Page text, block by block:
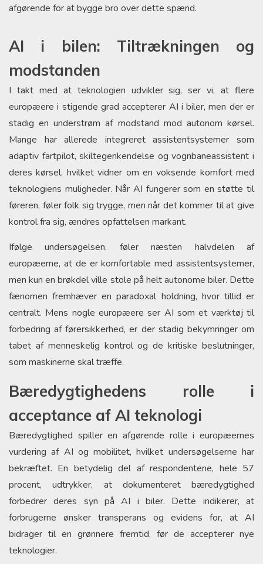
afgørende for at bygge bro over dette spænd.
AI i bilen: Tiltrækningen og
modstanden
I takt med at teknologien udvikler sig, ser vi, at flere
europæere i stigende grad accepterer AI i biler, men der er
stadig en understrøm af modstand mod autonom kørsel.
Mange har allerede integreret assistentsystemer som
adaptiv fartpilot, skiltegenkendelse og vognbaneassistent i
deres kørsel, hvilket vidner om en voksende komfort med
teknologiens muligheder. Når AI fungerer som en støtte til
føreren, føler folk sig trygge, men når det kommer til at give
kontrol fra sig, ændres opfattelsen markant.
Ifølge undersøgelsen, føler næsten halvdelen af
europæerne, at de er komfortable med assistentsystemer,
men kun en brøkdel ville stole på helt autonome biler. Dette
fænomen fremhæver en paradoxal holdning, hvor tillid er
centralt. Mens nogle europæere ser AI som et værktøj til
forbedring af førersikkerhed, er der stadig bekymringer om
tabet af menneskelig kontrol og de kritiske beslutninger,
som maskinerne skal træffe.
Bæredygtighedens rolle i
acceptance af AI teknologi
Bæredygtighed spiller en afgørende rolle i europæernes
vurdering af AI og mobilitet, hvilket undersøgelserne har
bekræftet. En betydelig del af respondentene, hele 57
procent, udtrykker, at dokumenteret bæredygtighed
forbedrer deres syn på AI i biler. Dette indikerer, at
forbrugerne ønsker transperans og evidens for, at AI
bidrager til en grønnere fremtid, før de accepterer nye
teknologier.